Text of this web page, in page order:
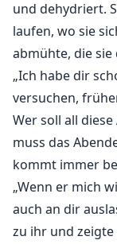
Im Königreich
die im
fernen Land
Meilen von zu
zu treffen?
„Ehemann? Wie
„Du gehörst uns
und dehydriert.
laufen, wo sie
abmühte, die
„Ich habe dir
versuchen,
Wer soll all
muss das
kommt immer
„Wenn er mich
auch an dir
zu ihr und